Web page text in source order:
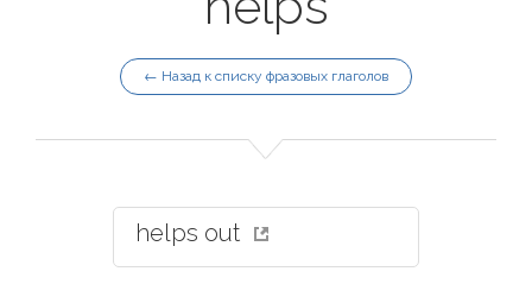
← Назад к списку фразовых глаголов
helps out